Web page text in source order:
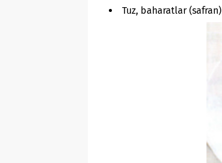
Tuz, baharatlar (safran)